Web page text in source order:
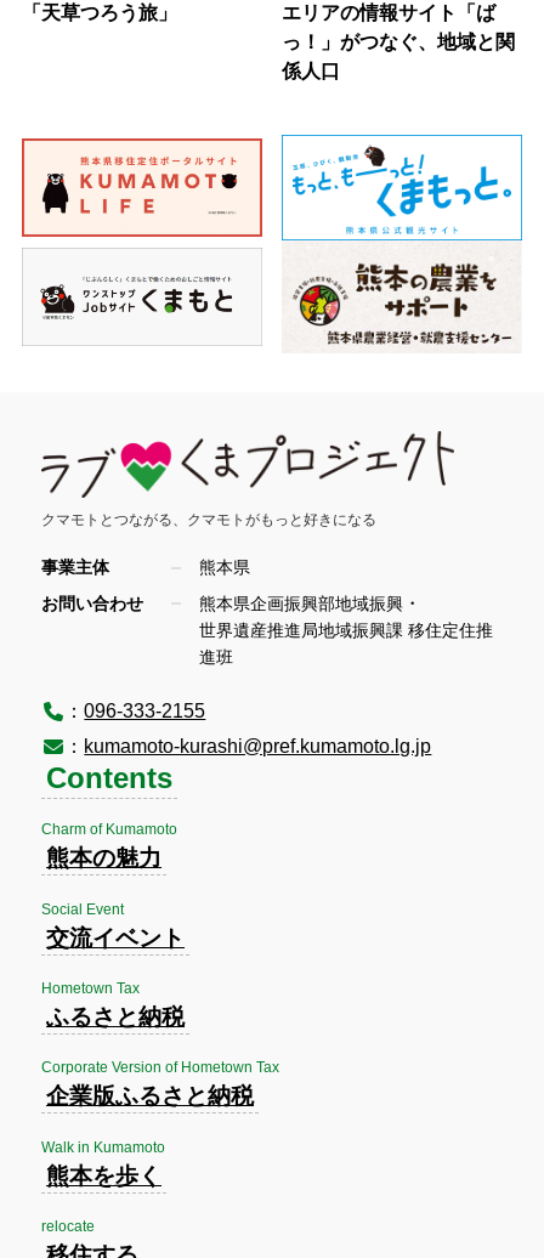
「天草つろう旅」
エリアの情報サイト「ば
っ！」がつなぐ、地域と関
係人口
クマモトとつながる、 クマモトがもっと好きになる
事業主体
熊本県
お問い合わせ
熊本県企画振興部地域振興 ・
世界遺産推進局地域振興課 移住定住推
進班
：096-333-2155
： kumamoto-kurashi@pref.kumamoto.lg.jp
Contents
Charm of Kumamoto
熊本の魅力
Social Event
交流イベント
Hometown Tax
ふるさと納税
Corporate Version of Hometown Tax
企業版ふるさと納税
Walk in Kumamoto
熊本を歩く
relocate